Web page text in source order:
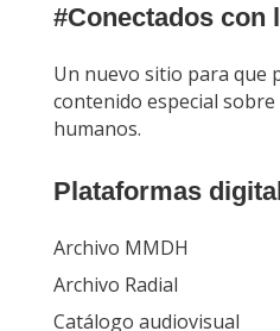
#Conectados con
Un nuevo sitio para que
contenido especial
humanos.
Plataformas
Archivo MMDH
Archivo Radial
Catálogo audiovisual